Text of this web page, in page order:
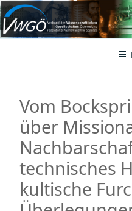
Zum
Inhalt
springenVWGÖ
Federation of Austrian
Vom
über
technisches
kultische